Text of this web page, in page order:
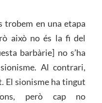
trobem en una etapa
això no és la fi del
barbàrie] no s’ha
Al contrari,
El sionisme ha tingut
però cap no